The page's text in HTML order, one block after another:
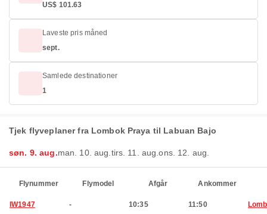
US$ 101.63
Laveste pris måned
sept.
Samlede destinationer
1
Tjek flyveplaner fra Lombok Praya til Labuan Bajo
søn. 9. aug.man. 10. aug. tirs. 11. aug.ons. 12. aug.
Flynummer Flymodel Afgår Ankommer
IW1947 - 10:35 11:50